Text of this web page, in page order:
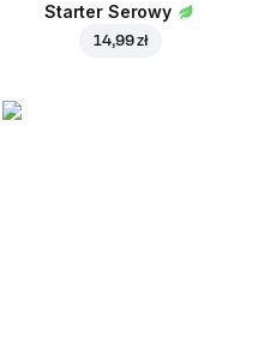
Starter Serowy
14,99 zł